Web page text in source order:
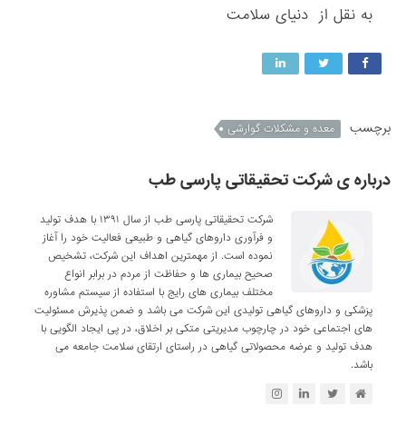
به نقل از دنیای سلامت
برچسب معده و مشکلات گوارشی
درباره ی شرکت تحقیقاتی پارسی طب
شرکت تحقیقاتی پارسی طب از سال ۱۳۹۱ با هدف تولید
و فرآوری داروهای گیاهی و طبیعی فعالیت خود را آغاز
نموده است. از مهمترین اهداف این شرکت، تشخیص
صحیح بیماری ها و حفاظت از مردم در برابر انواع
مختلف بیماری های رایج با استفاده از سیستم مشاوره
پزشکی و داروهای گیاهی تولیدی این شرکت می باشد و ضمن پذیرش مسئولیت
های اجتماعی خود در چارچوب مدیریتی متکی بر اخلاق، در پی ایجاد الگویی با
هدف تولید و عرضه محصولاتی گیاهی در راستای ارتقای سلامت جامعه می
باشد.